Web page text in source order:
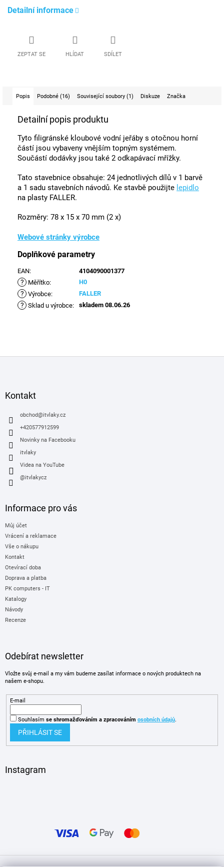
Detailní informace
ZEPTAT SE HLÍDAT SDÍLET
Popis Podobné (16) Související soubory (1) Diskuze Značka
Detailní popis produktu
Tyto filigránské kloubové vodní jeřáby s otočnou horní
částí jsou vybaveny vnějším topným systémem.
Součástí dodávky jsou také 2 odkapávací mřížky.
Tato stavebnice obsahuje: 24 jednotlivých dílů v 1 barvě
a 1 sadu stavebních návodů. Ke stavbě použijte lepidlo
na plasty FALLER.
Rozměry: 78 x 15 x 70 mm (2 x)
Webové stránky výrobce
Doplňkové parametry
EAN: 4104090001377
? Měřítko: H0
? Výrobce: FALLER
? Sklad u výrobce: skladem 08.06.26
Kontakt
obchod@itvlaky.cz
+420577912599
Novinky na Facebooku
itvlaky
Videa na YouTube
@itvlakycz
Informace pro vás
Můj účet
Vrácení a reklamace
Vše o nákupu
Kontakt
Otevírací doba
Doprava a platba
PK computers - IT
Katalogy
Návody
Recenze
Odebírat newsletter
Vložte svůj e-mail a my vám budeme zasílat informace o nových produktech na
našem e-shopu.
E-mail
Souhlasím se shromažďováním a zpracováním osobních údajů.
PŘIHLÁSIT SE
Instagram